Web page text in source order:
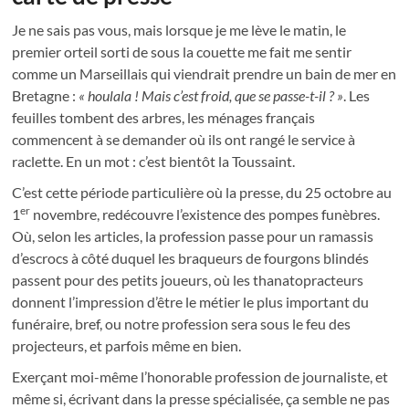
Je ne sais pas vous, mais lorsque je me lève le matin, le
premier orteil sorti de sous la couette me fait me sentir
comme un Marseillais qui viendrait prendre un bain de mer en
Bretagne : « houlala ! Mais c’est froid, que se passe-t-il ? » . Les
feuilles tombent des arbres, les ménages français
commencent à se demander où ils ont rangé le service à
raclette. En un mot : c’est bientôt la Toussaint.
C’est cette période particulière où la presse, du 25 octobre au
1er novembre, redécouvre l’existence des pompes funèbres.
Où, selon les articles, la profession passe pour un ramassis
d’escrocs à côté duquel les braqueurs de fourgons blindés
passent pour des petits joueurs, où les thanatopracteurs
donnent l’impression d’être le métier le plus important du
funéraire, bref, ou notre profession sera sous le feu des
projecteurs, et parfois même en bien.
Exerçant moi-même l’honorable profession de journaliste, et
même si, écrivant dans la presse spécialisée, ça semble ne pas